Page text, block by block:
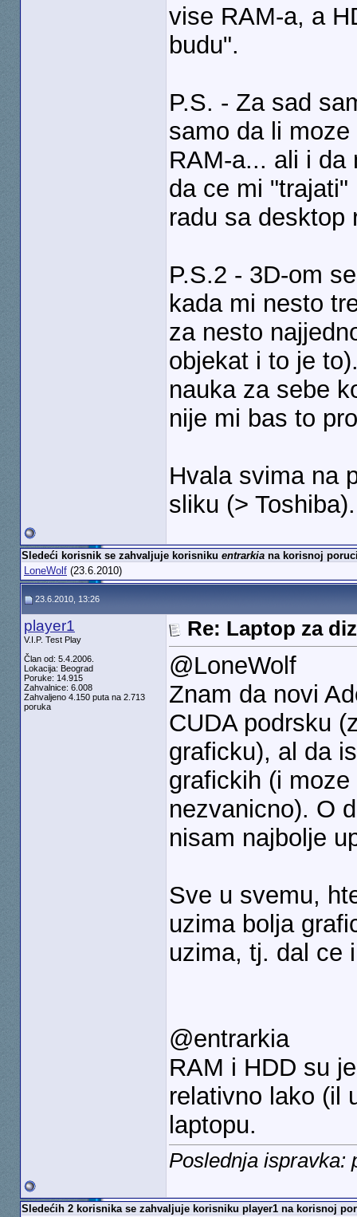
vise RAM-a, a
budu".
P.S. - Za sad
samo da li
RAM-a... ali i da
da ce mi "trajati"
radu sa desktop
P.S.2 - 3D-om
kada mi nesto
za nesto
objekat i to je
nauka za sebe
nije mi bas to
Hvala svima na
sliku (> Toshiba).
Sledeći korisnik se zahvaljuje korisniku entrarkiana korisnoj
LoneWolf(23.6.2010)
23.6.2010, 13:26
player1
V.I.P. Test Play
Član od: 5.4.2006.
Lokacija: Beograd
Poruke: 14.915
Zahvalnice: 6.008
Zahvaljeno 4.150 puta na 2.713
poruka
Re: Laptop za
@LoneWolf
Znam da novi
CUDA podrsku
graficku), al da
grafickih (i
nezvanicno). O
nisam najbolje
Sve u svemu,
uzima bolja
uzima, tj. dal ce
@entrarkia
RAM i HDD su
relativno lako (il
laptopu.
Poslednja ispravka:
Sledećih 2 korisnika se zahvaljuje korisniku player1 na korisnoj